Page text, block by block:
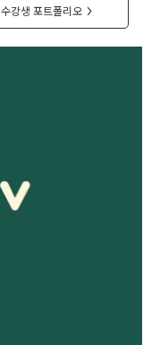
수강생 포트폴리오 >